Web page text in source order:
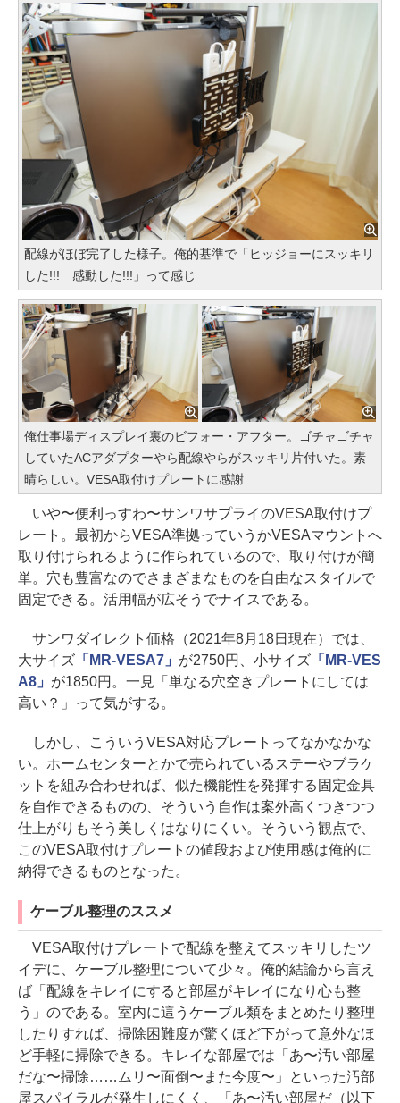
配線がほぼ完了した様子。俺的基準で「ヒッジョーにスッキリ
した!!! 感動した!!!」って感じ
俺仕事場ディスプレイ裏のビフォー・アフター。ゴチャゴチャ
していたACアダプターやら配線やらがスッキリ片付いた。素
晴らしい。VESA取付けプレートに感謝
いや〜便利っすわ〜サンワサプライのVESA取付けプ
レート。最初からVESA準拠っていうかVESAマウントへ
取り付けられるように作られているので、取り付けが簡
単。穴も豊富なのでさまざまなものを自由なスタイルで
固定できる。活用幅が広そうでナイスである。
サンワダイレクト価格（2021年8月18日現在）では、
大サイズ「MR-VESA7」 が2750円、小サイズ「MR-VES
A8」 が1850円。一見「単なる穴空きプレートにしては
高い？」って気がする。
しかし、こういうVESA対応プレートってなかなかな
い。ホームセンターとかで売られているステーやブラケ
ットを組み合わせれば、似た機能性を発揮する固定金具
を自作できるものの、そういう自作は案外高くつきつつ
仕上がりもそう美しくはなりにくい。そういう観点で、
このVESA取付けプレートの値段および使用感は俺的に
納得できるものとなった。
ケーブル整理のススメ
VESA取付けプレートで配線を整えてスッキリしたツ
イデに、ケーブル整理について少々。俺的結論から言え
ば「配線をキレイにすると部屋がキレイになり心も整
う」のである。室内に這うケーブル類をまとめたり整理
したりすれば、掃除困難度が驚くほど下がって意外なほ
ど手軽に掃除できる。キレイな部屋では「あ〜汚い部屋
だな〜掃除……ムリ〜面倒〜また今度〜」といった汚部
屋スパイラルが発生しにくく、「あ〜汚い部屋だ（以下